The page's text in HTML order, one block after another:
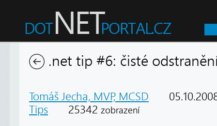
.net tip #6: čisté
Tomáš Jecha, MVP, MCSD
Tips 25342 zobrazení